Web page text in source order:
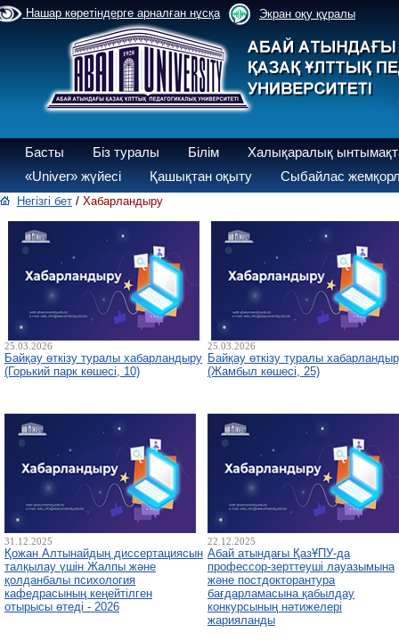
Нашар көретіндерге арналған нұсқа Экран оқу құралы
Басты Біз туралы Білім
Халықаралық
«Univer» жүйесі
Қашықтан оқыту Сыбайлас
Негізгі бет / Хабарландыру
25.03.2026
Байқау өткізу туралы хабарландыру
(Горький парк көшесі, 10)
25.03.2026
Байқау өткізу туралы
(Жамбыл көшесі, 25)
31.12.2025
Қожан Алтынайдың диссертациясын
талқылау үшін Жалпы және
қолданбалы психология
кафедрасының кеңейтілген
отырысы өтеді - 2026
22.12.2025
Абай атындағы ҚазҰПУ-да
профессор-зерттеуші лауазымына
және постдокторантура
бағдарламасына қабылдау
конкурсының нәтижелері
жарияланды